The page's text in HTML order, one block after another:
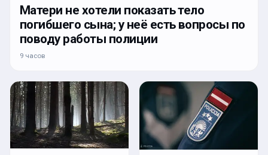
Матери не хотели показать тело
погибшего сына; у неё есть вопросы по
поводу работы полиции
9 часов